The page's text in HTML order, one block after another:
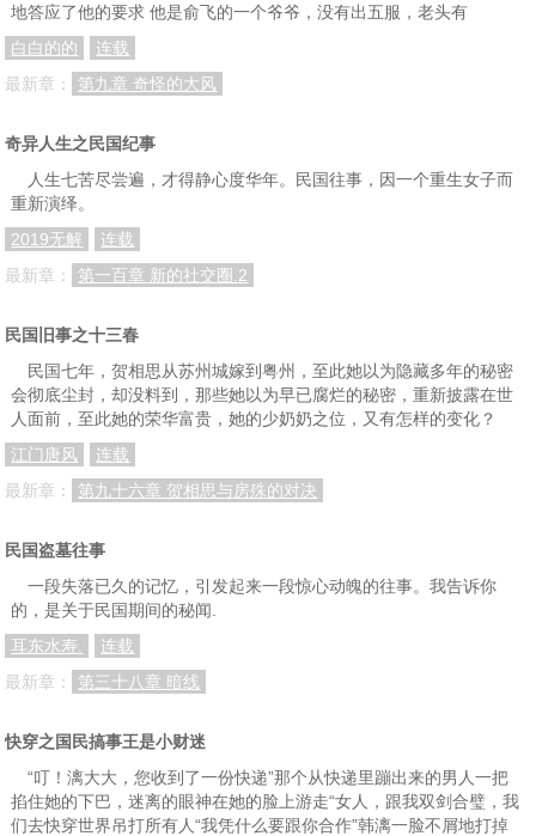
地答应了他的要求 他是俞飞的一个爷爷，没有出五服，老头有
白白的的
连载
最新章：
第九章 奇怪的大风
奇异人生之民国纪事
人生七苦尽尝遍，才得静心度华年。民国往事，因一个重生女子而
重新演绎。
2019无解
连载
最新章：
第一百章 新的社交圈.2
民国旧事之十三春
民国七年，贺相思从苏州城嫁到粤州，至此她以为隐藏多年的秘密
会彻底尘封，却没料到，那些她以为早已腐烂的秘密，重新披露在世
人面前，至此她的荣华富贵，她的少奶奶之位，又有怎样的变化？
江门唐风
连载
最新章：
第九十六章 贺相思与房殊的对决
民国盗墓往事
一段失落已久的记忆，引发起来一段惊心动魄的往事。我告诉你
的，是关于民国期间的秘闻.
耳东水寿.
连载
最新章：
第三十八章 暗线
快穿之国民搞事王是小财迷
“叮！漓大大，您收到了一份快递”那个从快递里蹦出来的男人一把
掐住她的下巴，迷离的眼神在她的脸上游走“女人，跟我双剑合璧，我
们去快穿世界吊打所有人“我凭什么要跟你合作”韩漓一脸不屑地打掉